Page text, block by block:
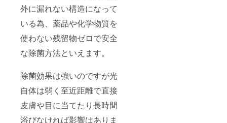
外に漏れない構造になって
いる為、薬品や化学物質を
使わない残留物ゼロで安全
な除菌方法といえます。
除菌効果は強いのですが光
自体は弱く至近距離で直接
皮膚や目に当てたり長時間
浴びなければ影響はありま